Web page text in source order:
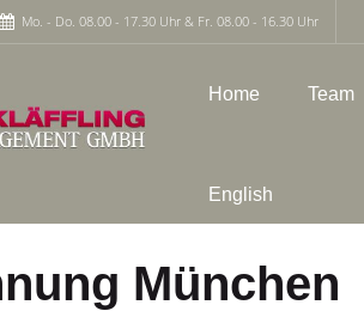
Mo. - Do. 08.00 - 17.30 Uhr & Fr. 08.00 - 16.30 Uhr
Home Team
English
München